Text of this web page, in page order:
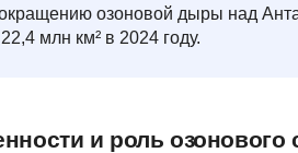
озоновой дыры над
млн км² в 2024 году.
и роль озонового